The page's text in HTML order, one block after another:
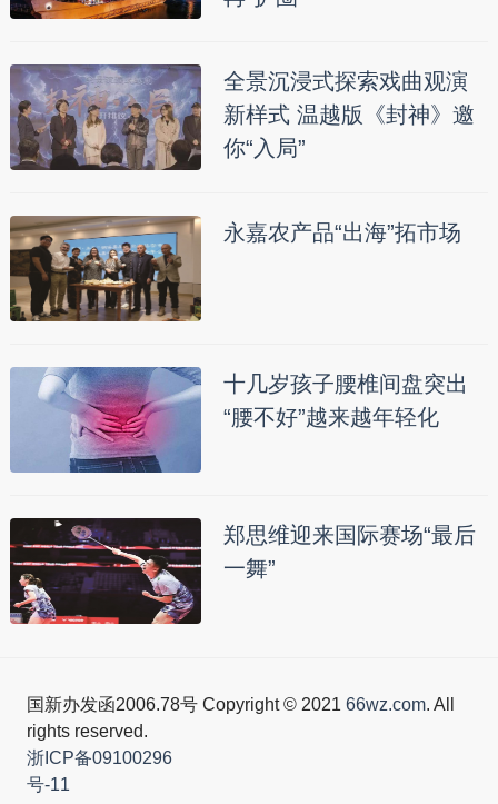
全景沉浸式探索戏曲观演
新样式 温越版《封神》邀
你“入局”
永嘉农产品“出海”拓市场
十几岁孩子腰椎间盘突出
“腰不好”越来越年轻化
郑思维迎来国际赛场“最后
一舞”
国新办发函2006.78号 Copyright © 2021 66wz.com. All
rights reserved.
浙ICP备09100296
号-11